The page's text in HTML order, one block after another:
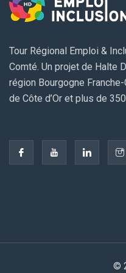
Tour Régional Emploi &
Comté. Un projet de Halte
région Bourgogne
de Côte d’Or et plus de
©